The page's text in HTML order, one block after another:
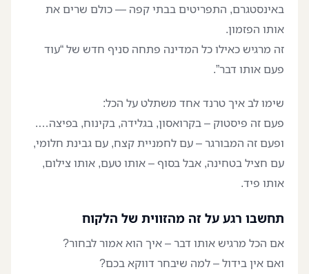
באינסטגרם, התפריטים בבתי קפה — כולם שרים את
אותו הפזמון.
זה מרגיש כאילו כל המדינה פתחה סניף חדש של “עוד
פעם אותו דבר”.
שימו לב איך טרנד אחד משתלט על הכל:
פעם זה פיסטוק – בקרואסון, בגלידה, בקינוח, בפיצה….
ופעם זה המבורגר – עם לחמניית קצח, עם גבינת חלומי,
עם חציל בטחינה, אבל בסוף – אותו טעם, אותו צילום,
אותו פיד.
תחשבו רגע על זה מהזווית של הלקוח
אם הכל מרגיש אותו דבר – איך הוא אמור לבחור?
ואם אין בידול – למה שיבחר דווקא בכם?